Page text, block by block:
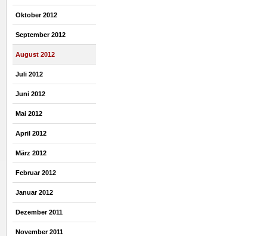
Oktober 2012
September 2012
August 2012
Juli 2012
Juni 2012
Mai 2012
April 2012
März 2012
Februar 2012
Januar 2012
Dezember 2011
November 2011